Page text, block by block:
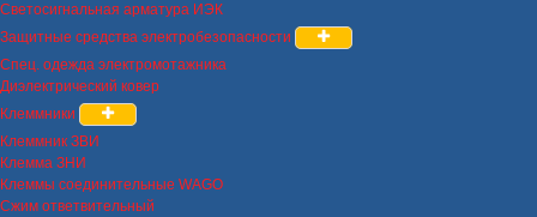
Светосигнальная арматура ИЭК
Защитные средства электробезопасности
Спец. одежда электромотажника
Диэлектрический ковер
Клеммники
Клеммник ЗВИ
Клемма ЗНИ
Клеммы соединительные WAGO
Сжим ответвительный